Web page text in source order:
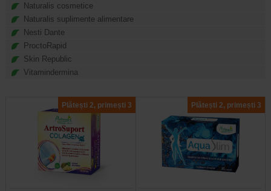
Naturalis cosmetice
Naturalis suplimente alimentare
Nesti Dante
ProctoRapid
Skin Republic
Vitamindermina
Plătești 2, primești 3 Plătești 2, primești 3